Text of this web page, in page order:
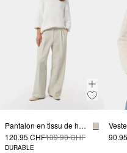
Pantalon en tissu de haute qualité avec jambe large et détail à la taille
120.95 CHF139.90 CHF
DURABLE